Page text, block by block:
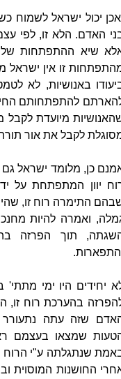
יכול ישראל לשמוח
האדם. הלא זו, לפי
שיא ההתפתחות
זו אין ישראל
באנושיות, לא
להתפתחותם
מיועדת לקבל
לקבל את אור
כן, מלומד ישראל גם
יוון המתפתחת על
התימרה רוח זו,
ואמרה להיות
תוך הפרזה
יחידים היו ימי מתתי'
בהערכת רוח זו,
שזה עתה
שמצאו בעצמם
שנתגלתה ע"י הרוח
החושנות המוסוית